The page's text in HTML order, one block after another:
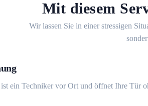
Mit diesem
Wir lassen Sie in einer stressigen
ein Techniker vor Ort und öffnet Ihre Tür